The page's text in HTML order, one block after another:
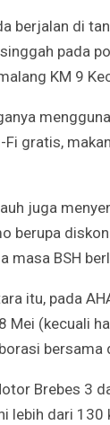
berjalan di
pada
KM 9
gratis,
juga
masa BSH
itu, pada
Mei (kecuali
bersama
Brebes 3
lebih dari